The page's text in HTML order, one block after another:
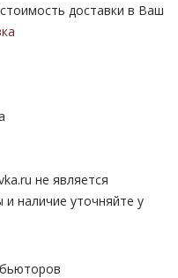
доставки в Ваш
не является
наличие уточняйте у